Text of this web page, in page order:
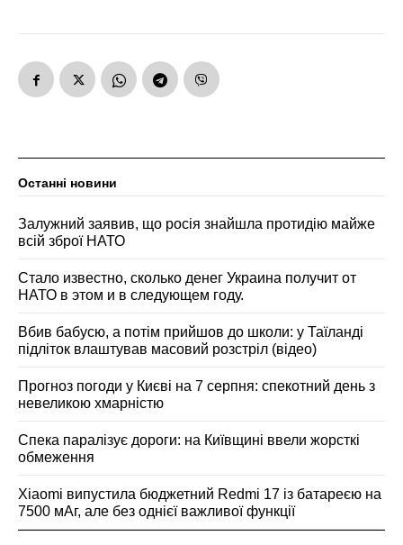
Останні новини
Залужний заявив, що росія знайшла протидію майже
всій зброї НАТО
Стало известно, сколько денег Украина получит от
НАТО в этом и в следующем году.
Вбив бабусю, а потім прийшов до школи: у Таїланді
підліток влаштував масовий розстріл (відео)
Прогноз погоди у Києві на 7 серпня: спекотний день з
невеликою хмарністю
Спека паралізує дороги: на Київщині ввели жорсткі
обмеження
Xiaomi випустила бюджетний Redmi 17 із батареєю на
7500 мАг, але без однієї важливої функції